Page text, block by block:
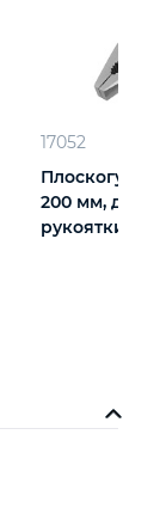
17052
200 мм,
рукоятки